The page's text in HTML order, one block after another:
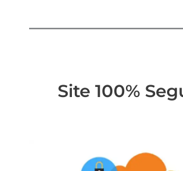
Site 100%